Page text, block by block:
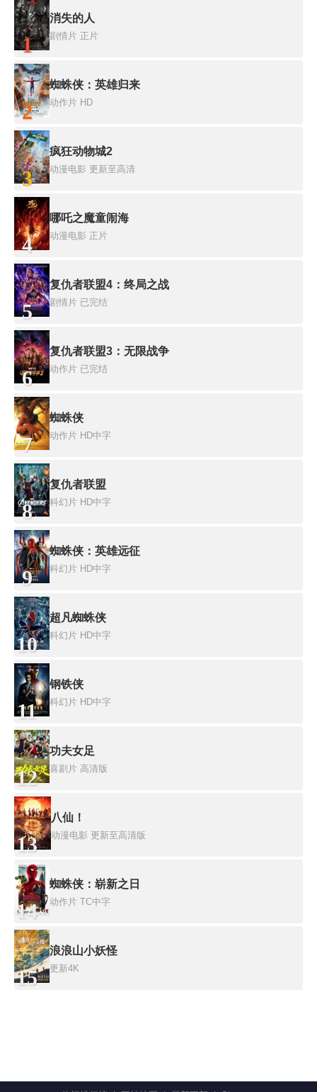
1
消失的人
剧情片 正片
2
蜘蛛侠：英雄归来
动作片 HD
3
疯狂动物城2
动漫电影 更新至高清
4
哪吒之魔童闹海
动漫电影 正片
5
复仇者联盟4：终局之战
剧情片 已完结
6
复仇者联盟3：无限战争
动作片 已完结
7
蜘蛛侠
动作片 HD中字
8
复仇者联盟
科幻片 HD中字
9
蜘蛛侠：英雄远征
科幻片 HD中字
10
超凡蜘蛛侠
科幻片 HD中字
11
钢铁侠
科幻片 HD中字
12
功夫女足
喜剧片 高清版
13
八仙！
动漫电影 更新至高清版
14
蜘蛛侠：崭新之日
动作片 TC中字
15
浪浪山小妖怪
更新4K